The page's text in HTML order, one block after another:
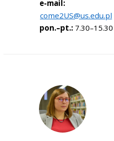
e-mail:
come2US@us.edu.pl
pon.–pt.: 7.30–15.30